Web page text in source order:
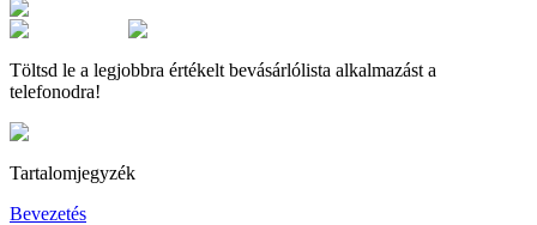
Töltsd le a legjobbra értékelt bevásárlólista alkalmazást a
telefonodra!
Tartalomjegyzék
Bevezetés